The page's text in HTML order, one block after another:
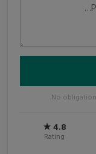
No
4.8 ★
Rating